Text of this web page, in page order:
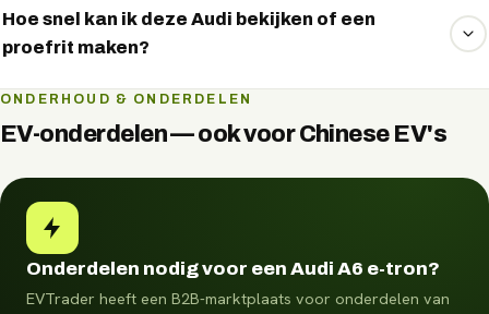
huidige auto en u ontvangt een vrijblijvende inruilindicatie.
Hoe snel kan ik deze Audi bekijken of een
proefrit maken?
Vaak op korte termijn. Vraag via WhatsApp naar de
beschikbaarheid en plan direct een bezichtiging of
ONDERHOUD & ONDERDELEN
EV-onderdelen — ook voor Chinese EV's
Onderdelen nodig voor een Audi A6 e-tron?
EVTrader heeft een B2B-marktplaats voor onderdelen van